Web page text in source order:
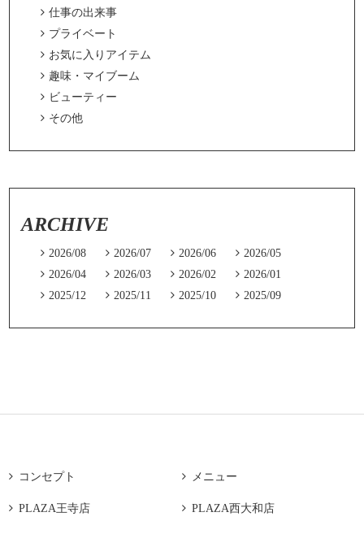
 仕事の出来事
 プライベート
 お気に入りアイテム
 趣味・マイブーム
 ビューティー
 その他
ARCHIVE
 2026/08  2026/07  2026/06  2026/05
 2026/04  2026/03  2026/02  2026/01
 2025/12  2025/11  2025/10  2025/09
 コンセプト  メニュー
 PLAZA王寺店  PLAZA西大和店